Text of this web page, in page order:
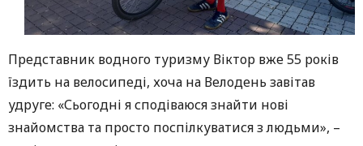
Представник водного туризму Віктор вже 55 років
їздить на велосипеді, хоча на Велодень завітав
удруге: «Сьогодні я сподіваюся знайти нові
знайомства та просто поспілкуватися з людьми», –